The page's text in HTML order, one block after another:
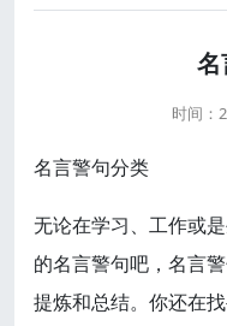
名
时间：
名言警句分类
无论在学习、工作或
的名言警句吧，名言
提炼和总结。你还在